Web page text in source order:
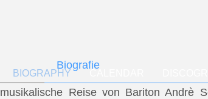
BIOGRAPHY
Biografie
Reise von Bariton Andrè